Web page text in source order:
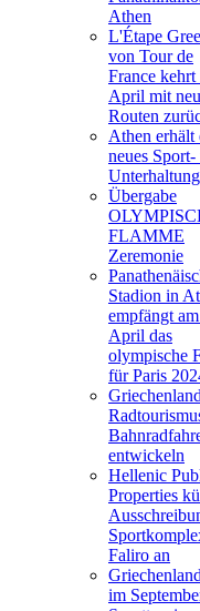
Athen
L'Étape
von Tour de
France kehrt
April mit
Routen
Athen erhält
neues Sport-
Übergabe
FLAMME
Zeremonie
Stadion in
empfängt
April das
olympische
für Paris
entwickeln
Hellenic
Properties
Faliro an
im